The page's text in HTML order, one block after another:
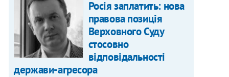
Росія заплатить: нова
правова позиція
Верховного Суду
стосовно
відповідальності
держави-агресора